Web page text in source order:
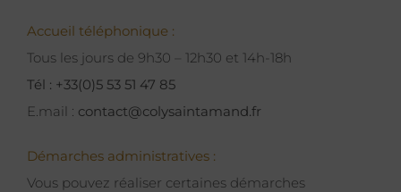
Accueil téléphonique :
Tous les jours de 9h30 – 12h30 et 14h-18h
Tél : +33(0)5 53 51 47 85
E.mail : contact@colysaintamand.fr
Démarches administratives :
Vous pouvez réaliser certaines démarches